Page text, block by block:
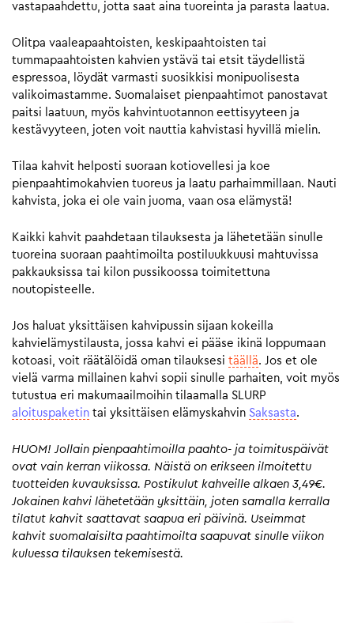
vastapaahdettu, jotta saat aina tuoreinta ja parasta laatua.
Olitpa vaaleapaahtoisten, keskipaahtoisten tai
tummapaahtoisten kahvien ystävä tai etsit täydellistä
espressoa, löydät varmasti suosikkisi monipuolisesta
valikoimastamme. Suomalaiset pienpaahtimot panostavat
paitsi laatuun, myös kahvintuotannon eettisyyteen ja
kestävyyteen, joten voit nauttia kahvistasi hyvillä mielin.
Tilaa kahvit helposti suoraan kotiovellesi ja koe
pienpaahtimokahvien tuoreus ja laatu parhaimmillaan. Nauti
kahvista, joka ei ole vain juoma, vaan osa elämystä!
Kaikki kahvit paahdetaan tilauksesta ja lähetetään sinulle
tuoreina suoraan paahtimoilta postiluukkuusi mahtuvissa
pakkauksissa tai kilon pussikoossa toimitettuna
noutopisteelle.
Jos haluat yksittäisen kahvipussin sijaan kokeilla
kahvielämystilausta, jossa kahvi ei pääse ikinä loppumaan
kotoasi, voit räätälöidä oman tilauksesi täällä. Jos et ole
vielä varma millainen kahvi sopii sinulle parhaiten, voit myös
tutustua eri makumaailmoihin tilaamalla SLURP
aloituspaketin tai yksittäisen elämyskahvin Saksasta.
HUOM! Jollain pienpaahtimoilla paahto- ja toimituspäivät
ovat vain kerran viikossa. Näistä on erikseen ilmoitettu
tuotteiden kuvauksissa. Postikulut kahveille alkaen 3,49€.
Jokainen kahvi lähetetään yksittäin, joten samalla kerralla
tilatut kahvit saattavat saapua eri päivinä. Useimmat
kahvit suomalaisilta paahtimoilta saapuvat sinulle viikon
kuluessa tilauksen tekemisestä.